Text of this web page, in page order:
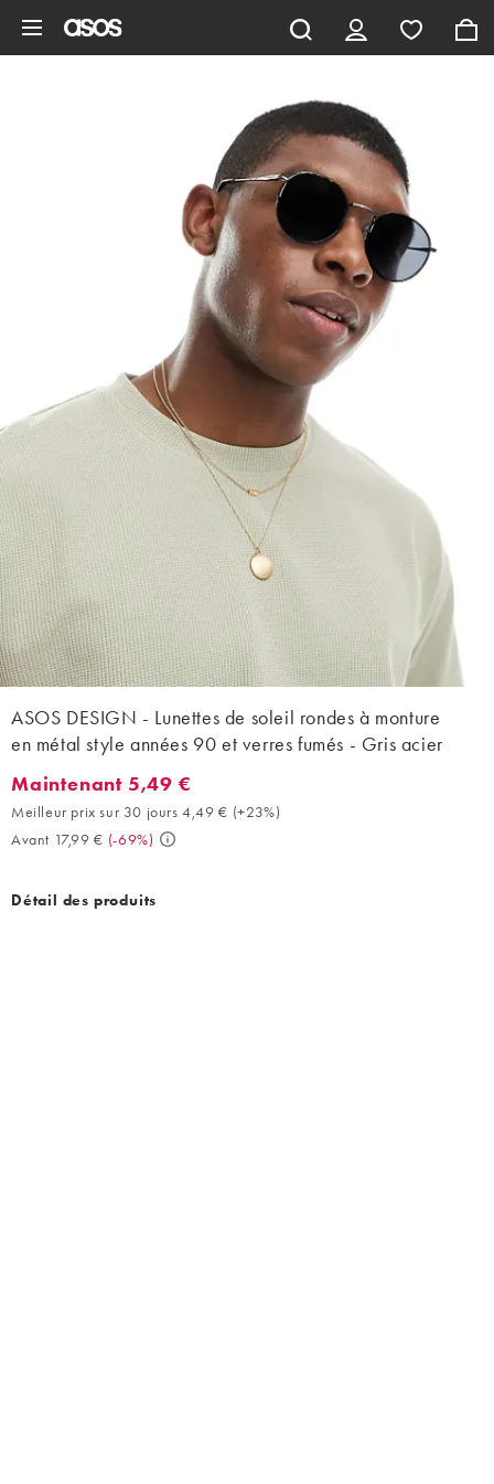
ASOS DESIGN - Lunettes de soleil rondes à monture
en métal style années 90 et verres fumés - Gris acier
Maintenant 5,49 €. Meilleur prix sur 30 jours 4,49 € (+23%).
Maintenant 5,49 €
Meilleur prix sur 30 jours 4,49 € (+23%)
Avant 17,99 € (-69%)
Détail des produits